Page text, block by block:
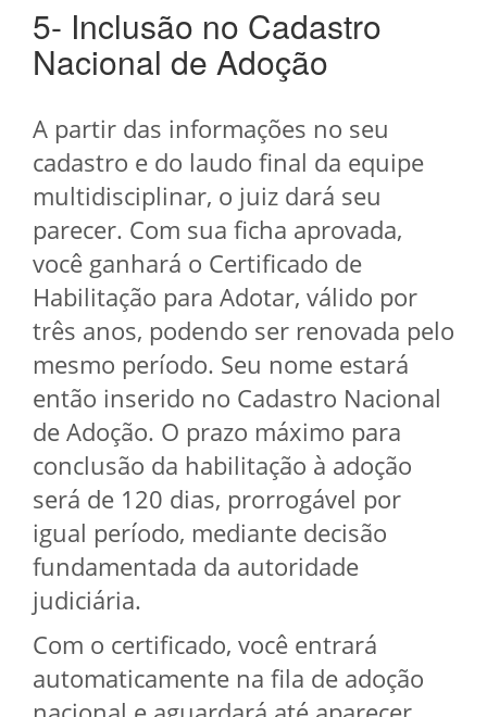
5- Inclusão no Cadastro
Nacional de Adoção
A partir das informações no seu
cadastro e do laudo final da equipe
multidisciplinar, o juiz dará seu
parecer. Com sua ficha aprovada,
você ganhará o Certificado de
Habilitação para Adotar, válido por
três anos, podendo ser renovada pelo
mesmo período. Seu nome estará
então inserido no Cadastro Nacional
de Adoção. O prazo máximo para
conclusão da habilitação à adoção
será de 120 dias, prorrogável por
igual período, mediante decisão
fundamentada da autoridade
judiciária.
Com o certificado, você entrará
automaticamente na fila de adoção